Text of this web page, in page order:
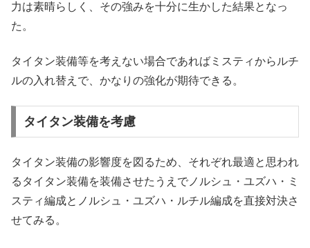
力は素晴らしく、その強みを十分に生かした結果となっ
た。
タイタン装備等を考えない場合であればミスティからルチ
ルの入れ替えで、かなりの強化が期待できる。
タイタン装備を考慮
タイタン装備の影響度を図るため、それぞれ最適と思われ
るタイタン装備を装備させたうえでノルシュ・ユズハ・ミ
スティ編成とノルシュ・ユズハ・ルチル編成を直接対決さ
せてみる。